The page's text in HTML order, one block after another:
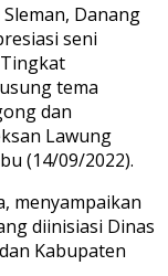
Danang
seni
Tingkat
tema
dan
Lawung
(14/09/2022).
menyampaikan
diinisiasi Dinas
Kabupaten